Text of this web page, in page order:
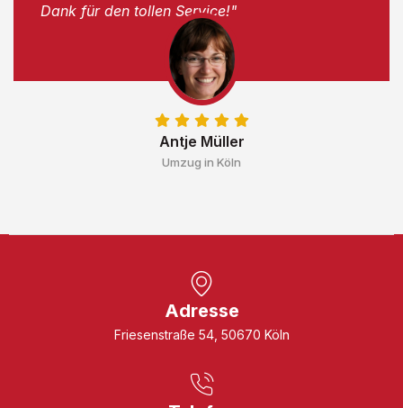
Antje Müller
Umzug in Köln
Dank für den tollen Service!"
Adresse
Friesenstraße 54, 50670 Köln